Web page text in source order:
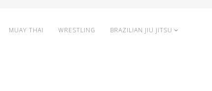
MUAY THAI WRESTLING BRAZILIAN JIU JITSU